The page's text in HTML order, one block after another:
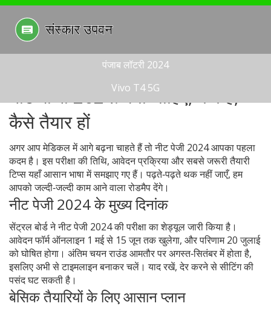
पंजाब लॉटरी 2024
Vivo T4 5G
नीट पीजी 2024: क्या चाहिए, कब है,
कैसे तैयार हों
अगर आप मेडिकल में आगे बढ़ना चाहते हैं तो नीट पेजी 2024 आपका पहला
कदम है। इस परीक्षा की तिथि, आवेदन प्रक्रिया और सबसे जरूरी तैयारी
टिप्स यहाँ आसान भाषा में समझाए गए हैं। पढ़ते‑पढ़ते थक नहीं जाएँ, हम
आपको जल्दी‑जल्दी काम आने वाला रोडमैप देंगे।
नीट पेजी 2024 के मुख्य दिनांक
सेंट्रल बोर्ड ने नीट पेजी 2024 की परीक्षा का शेड्यूल जारी किया है।
आवेदन फॉर्म ऑनलाइन 1 मई से 15 जून तक खुलेगा, और परिणाम 20 जुलाई
को घोषित होगा। अंतिम चयन राउंड आमतौर पर अगस्त‑सितंबर में होता है,
इसलिए अभी से टाइमलाइन बनाकर चलें। याद रखें, देर करने से सीटिंग की
पसंद घट सकती है।
बेसिक तैयारियों के लिए आसान प्लान